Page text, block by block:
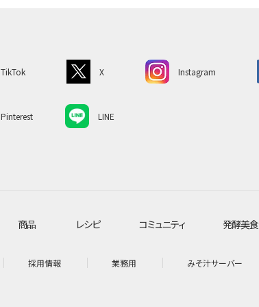
TikTok X Instagram
Pinterest LINE
商品 レシピ コミュニティ 発酵美食
採用情報 業務用 みそ汁サーバー